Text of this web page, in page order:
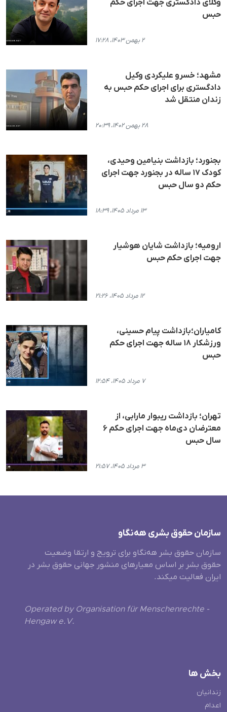
وکلای دادگستری جهت اجرای حکم
حبس
۲ بهمن ۱۴۰۳، ۱۷:۲۸
مشهد؛ خسرو علیکردی وکیل
دادگستری برای اجرای حکم حبس به
زندان منتقل شد
۲۸ بهمن ۱۴۰۲، ۲۰:۳۹
بجنورد؛ بازداشت بنیامین وحیدی،
کودک ۱۷ ساله در بجنورد جهت اجرای
حکم دو سال حبس
۱۳ مرداد ۱۴۰۵، ۱۸:۳۹
ارومیه؛ بازداشت شایان هوشیار
جهت اجرای حکم حبس
۱۲ مرداد ۱۴۰۵، ۲۱:۲۶
کامیاران؛بازداشت پیام حسینی،
ورزشکار ۱۸ ساله جهت اجرای حکم
حبس
۷ مرداد ۱۴۰۵، ۱۲:۵۴
تهران؛ بازداشت ریبوار مارابی، از
معترضان دی‌ماه جهت اجرای حکم ۶
سال حبس
۳ مرداد ۱۴۰۵، ۲۱:۵۷
سازمان حقوق بشری هەنگاو
سازمان حقوق بشر هه‌نگاو برای ترویج و ارتقا وضعیت
حقوق بشر بر اساس معیارهای منشور جهانی حقوق بشر در
ایران فعالیت میکند.
Operated by Organisation für Menschenrechte -
Hengaw e.V.
بخش ها
زندانیان
اعدام